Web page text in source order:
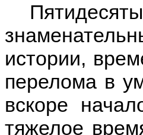
истории,
перелома в
вскоре
тяжелое